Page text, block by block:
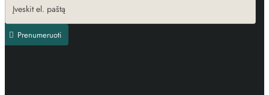
Prenumeruoti